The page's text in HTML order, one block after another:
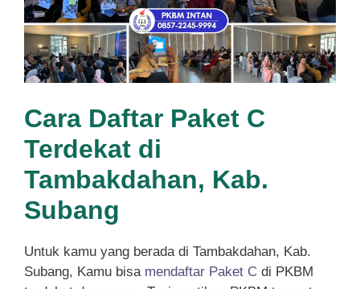
Cara Daftar Paket C
Terdekat di
Tambakdahan, Kab.
Subang
Untuk kamu yang berada di Tambakdahan, Kab.
Subang, Kamu bisa mendaftar Paket C di PKBM